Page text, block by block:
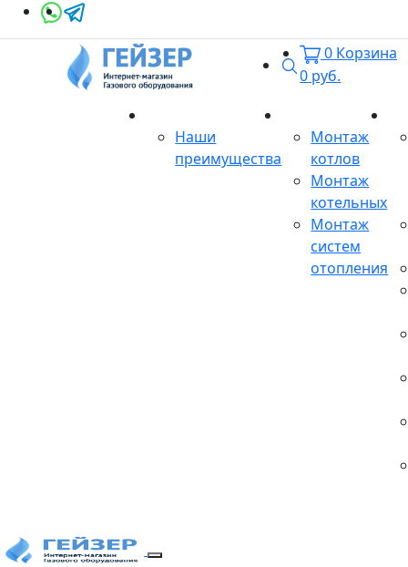
Поиск
0 Корзина
0 руб.
Наши
преимущества
Монтаж
котлов
Монтаж
котельных
Монтаж
систем
отопления